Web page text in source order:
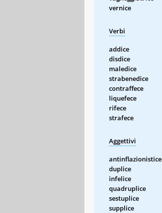
vernice
Verbi
addice
disdice
maledice
strabenedice
contraffece
liquefece
rifece
strafece
Aggettivi
antinflazionistice
duplice
infelice
quadruplice
sestuplice
supplice